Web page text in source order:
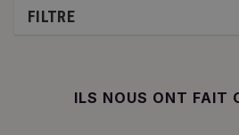
FILTRE
ILS NOUS ONT FAIT